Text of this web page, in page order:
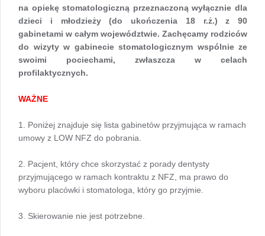
na opiekę stomatologiczną przeznaczoną wyłącznie dla
dzieci i młodzieży (do ukończenia 18 r.ż.) z 90
gabinetami w całym województwie. Zachęcamy rodziców
do wizyty w gabinecie stomatologicznym wspólnie ze
swoimi pociechami, zwłaszcza w celach
profilaktycznych.
WAŻNE
1. Poniżej znajduje się lista gabinetów przyjmująca w ramach
umowy z LOW NFZ do pobrania.
2. Pacjent, który chce skorzystać z porady dentysty
przyjmującego w ramach kontraktu z NFZ, ma prawo do
wyboru placówki i stomatologa, który go przyjmie.
3. Skierowanie nie jest potrzebne.